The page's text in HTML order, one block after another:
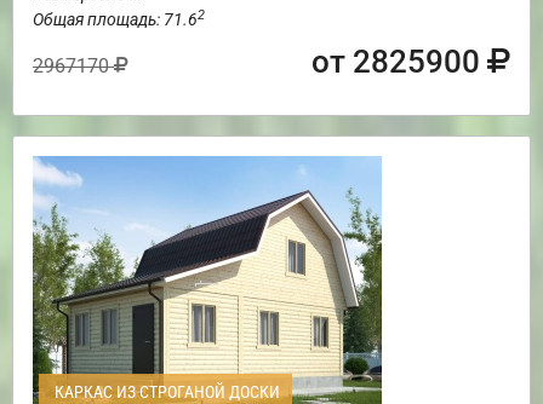
Общая площадь: 71.62
2967170 от 2825900
КАРКАС ИЗ СТРОГАНОЙ ДОСКИ